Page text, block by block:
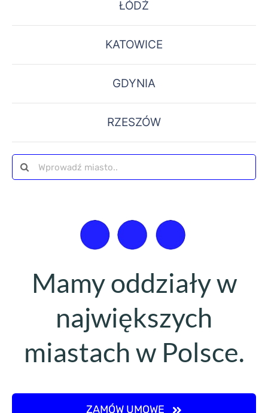
ŁÓDŹ
KATOWICE
GDYNIA
RZESZÓW
Szukaj
Mamy oddziały w
największych
miastach w Polsce.
ZAMÓW UMOWĘ